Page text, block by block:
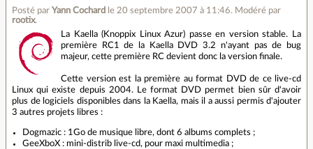
Posté par Yann Cochard le 20 septembre 2007 à 11:46. Modéré par
rootix.
La Kaella (Knoppix Linux Azur) passe en version stable. La
première RC1 de la Kaella DVD 3.2 n'ayant pas de bug
majeur, cette première RC devient donc la version finale.
Cette version est la première au format DVD de ce live-cd
Linux qui existe depuis 2004. Le format DVD permet bien sûr d'avoir
plus de logiciels disponibles dans la Kaella, mais il a aussi permis d'ajouter
3 autres projets libres :
Dogmazic : 1Go de musique libre, dont 6 albums complets ;
GeeXboX : mini-distrib live-cd, pour maxi multimedia ;